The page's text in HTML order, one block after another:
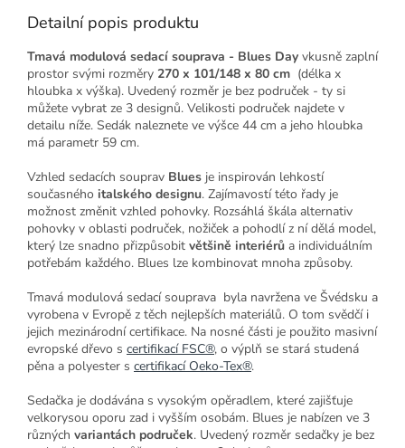
Detailní popis produktu
Tmavá modulová sedací souprava - Blues Day vkusně zaplní
prostor svými rozměry 270 x 101/148 x 80 cm (délka x
hloubka x výška). Uvedený rozměr je bez područek - ty si
můžete vybrat ze 3 designů. Velikosti područek najdete v
detailu níže. Sedák naleznete ve výšce 44 cm a jeho hloubka
má parametr 59 cm.
Vzhled sedacích souprav Blues je inspirován lehkostí
současného italského designu. Zajímavostí této řady je
možnost změnit vzhled pohovky. Rozsáhlá škála alternativ
pohovky v oblasti područek, nožiček a pohodlí z ní dělá model,
který lze snadno přizpůsobit většině interiérů a individuálním
potřebám každého. Blues lze kombinovat mnoha způsoby.
Tmavá modulová sedací souprava byla navržena ve Švédsku a
vyrobena v Evropě z těch nejlepších materiálů. O tom svědčí i
jejich mezinárodní certifikace. Na nosné části je použito masivní
evropské dřevo s certifikací FSC®, o výplň se stará studená
pěna a polyester s certifikací Oeko-Tex®.
Sedačka je dodávána s vysokým opěradlem, které zajišťuje
velkorysou oporu zad i vyšším osobám. Blues je nabízen ve 3
různých variantách područek. Uvedený rozměr sedačky je bez